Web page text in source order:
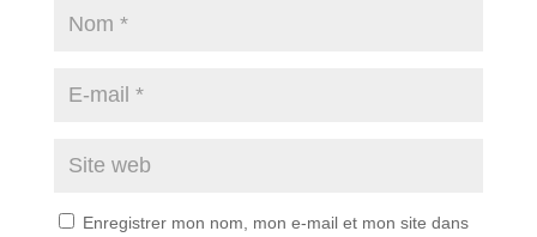
Enregistrer mon nom, mon e-mail et mon site dans